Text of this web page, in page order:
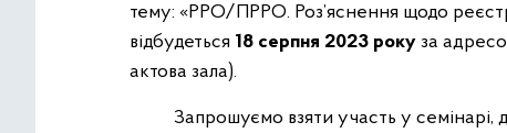
тему: «РРО/ПРРО. Роз’яснення щодо
відбудеться 18 серпня 2023 року за
актова зала).
Запрошуємо взяти участь у семінарі, до